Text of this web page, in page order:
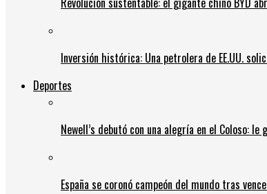
Inversión histórica: Una petrolera de EE.UU.
Deportes
Newell’s debutó con una alegría en el Coloso:
España se coronó campeón del mundo tras